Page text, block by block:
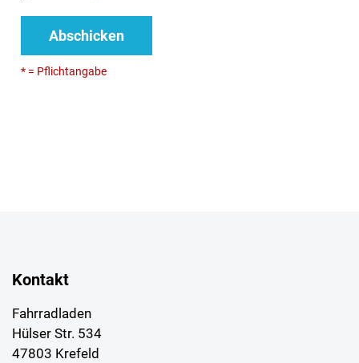
Abschicken
* = Pflichtangabe
Kontakt
Fahrradladen
Hülser Str. 534
47803 Krefeld